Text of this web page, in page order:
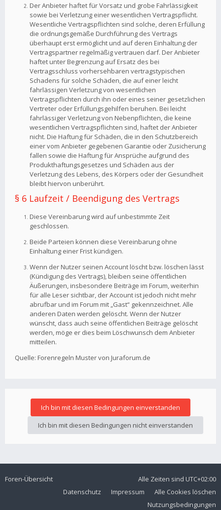
Der Anbieter haftet für Vorsatz und grobe Fahrlässigkeit
sowie bei Verletzung einer wesentlichen Vertragspflicht.
Wesentliche Vertragspflichten sind solche, deren Erfüllung
die ordnungsgemäße Durchführung des Vertrags
überhaupt erst ermöglicht und auf deren Einhaltung der
Vertragspartner regelmäßig vertrauen darf. Der Anbieter
haftet unter Begrenzung auf Ersatz des bei
Vertragsschluss vorhersehbaren vertragstypischen
Schadens für solche Schäden, die auf einer leicht
fahrlässigen Verletzung von wesentlichen
Vertragspflichten durch ihn oder eines seiner gesetzlichen
Vertreter oder Erfüllungsgehilfen beruhen. Bei leicht
fahrlässiger Verletzung von Nebenpflichten, die keine
wesentlichen Vertragspflichten sind, haftet der Anbieter
nicht. Die Haftung für Schäden, die in den Schutzbereich
einer vom Anbieter gegebenen Garantie oder Zusicherung
fallen sowie die Haftung für Ansprüche aufgrund des
Produkthaftungsgesetzes und Schäden aus der
Verletzung des Lebens, des Körpers oder der Gesundheit
bleibt hiervon unberührt.
§ 6 Laufzeit / Beendigung des Vertrags
Diese Vereinbarung wird auf unbestimmte Zeit
geschlossen.
Beide Parteien können diese Vereinbarung ohne
Einhaltung einer Frist kündigen.
Wenn der Nutzer seinen Account löscht bzw. löschen lässt
(Kündigung des Vertrags), bleiben seine öffentlichen
Äußerungen, insbesondere Beiträge im Forum, weiterhin
für alle Leser sichtbar, der Account ist jedoch nicht mehr
abrufbar und im Forum mit „Gast“ gekennzeichnet. Alle
anderen Daten werden gelöscht. Wenn der Nutzer
wünscht, dass auch seine öffentlichen Beiträge gelöscht
werden, möge er dies beim Löschwunsch dem Anbieter
mitteilen.
Quelle: Forenregeln Muster von Juraforum.de
Foren-Übersicht Alle Zeiten sind UTC+02:00
Alle Cookies löschen
Impressum
Datenschutz
Nutzungsbedingungen